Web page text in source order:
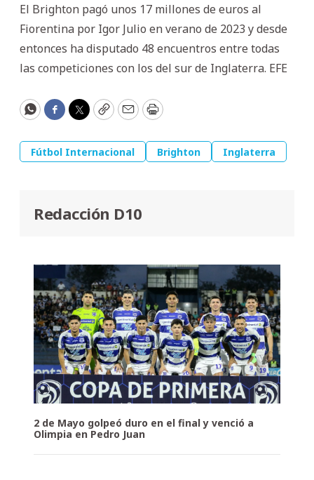
El Brighton pagó unos 17 millones de euros al
Fiorentina por Igor Julio en verano de 2023 y desde
entonces ha disputado 48 encuentros entre todas
las competiciones con los del sur de Inglaterra. EFE
WhatsApp
Facebook
Twitter
CopyEmailPrint
Fútbol Internacional Brighton Inglaterra
Redacción D10
2 de Mayo golpeó duro en el final y venció a
Olimpia en Pedro Juan